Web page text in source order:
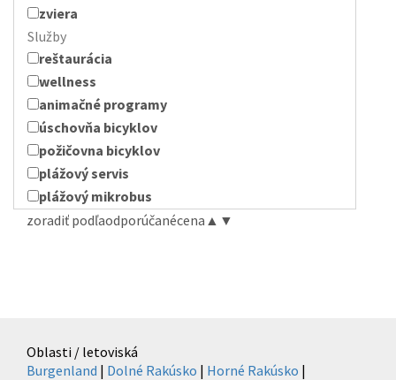
zviera
Služby
reštaurácia
wellness
animačné programy
úschovňa bicyklov
požičovna bicyklov
plážový servis
plážový mikrobus
zoradiť podľaodporúčanécena ▲ ▼
Oblasti / letoviská
Burgenland | Dolné Rakúsko | Horné Rakúsko |